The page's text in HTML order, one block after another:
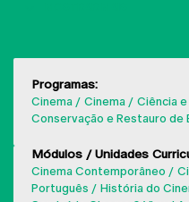
Programas:
Cinema Cinema
Ciência
Conservação e Restauro de
Módulos / Unidades
Cinema Contemporâneo
Português
História do